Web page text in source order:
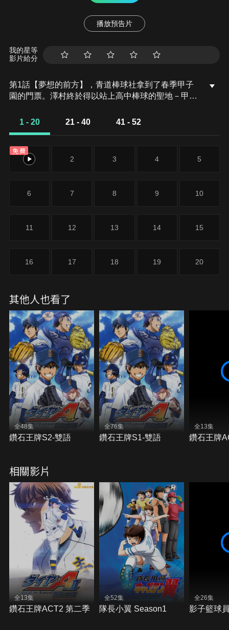
播放預告片
我的星等
影片給分
第1話【夢想的前方】，青道棒球社拿到了春季甲子
園的門票。澤村終於得以站上高中棒球的聖地－甲子
他們面前的是去年夏季大賽的冠軍學校．巨摩大藤卷
了！
1 - 20 21 - 40 41 - 52
免費
1 2 3 4 5
6 7 8 9 10
11 12 13 14 15
16 17 18 19 20
其他人也看了
全48集
鑽石王牌S2-雙語
全76集
鑽石王牌S1-雙語
全13集
鑽石王牌
相關影片
全13集
鑽石王牌ACT2 第二季
全52集
隊長小翼 Season1
全26集
影子籃球